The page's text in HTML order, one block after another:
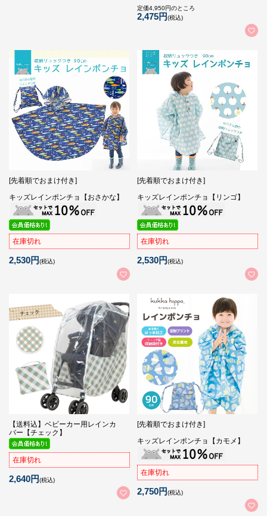
定価4,950円のところ
2,475円(税込)
[先着順でおまけ付き]
キッズレインポンチョ【おさかな】
在庫切れ
2,530円(税込)
[先着順でおまけ付き]
キッズレインポンチョ【リンゴ】
在庫切れ
2,530円(税込)
【送料込】ベビーカー用レインカ
バー【チェック】
在庫切れ
2,640円(税込)
[先着順でおまけ付き]
キッズレインポンチョ【カモメ】
在庫切れ
2,750円(税込)